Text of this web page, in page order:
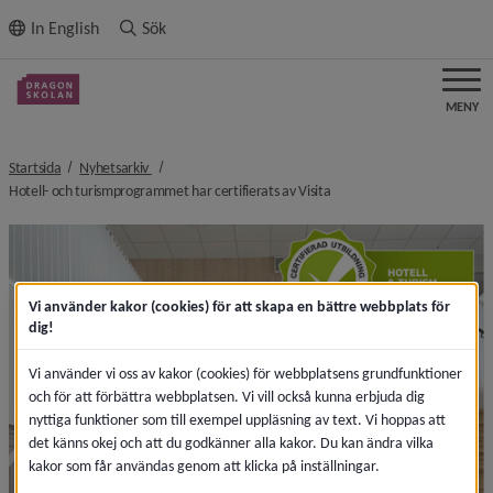
innehållet
In English Sök
MENY
Startsida Nyhetsarkiv nivå i brödsmulenavigeringen
Hotell- och turismprogrammet har certifierats av Visitanivå i
Vi använder kakor (cookies) för att skapa en bättre webbplats för
dig!
Vi använder vi oss av kakor (cookies) för webbplatsens grundfunktioner
och för att förbättra webbplatsen. Vi vill också kunna erbjuda dig
nyttiga funktioner som till exempel uppläsning av text. Vi hoppas att
det känns okej och att du godkänner alla kakor. Du kan ändra vilka
kakor som får användas genom att klicka på inställningar.